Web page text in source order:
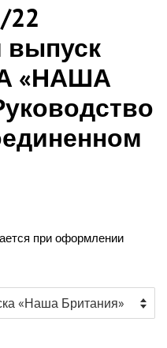
22
«НАША
при оформлении